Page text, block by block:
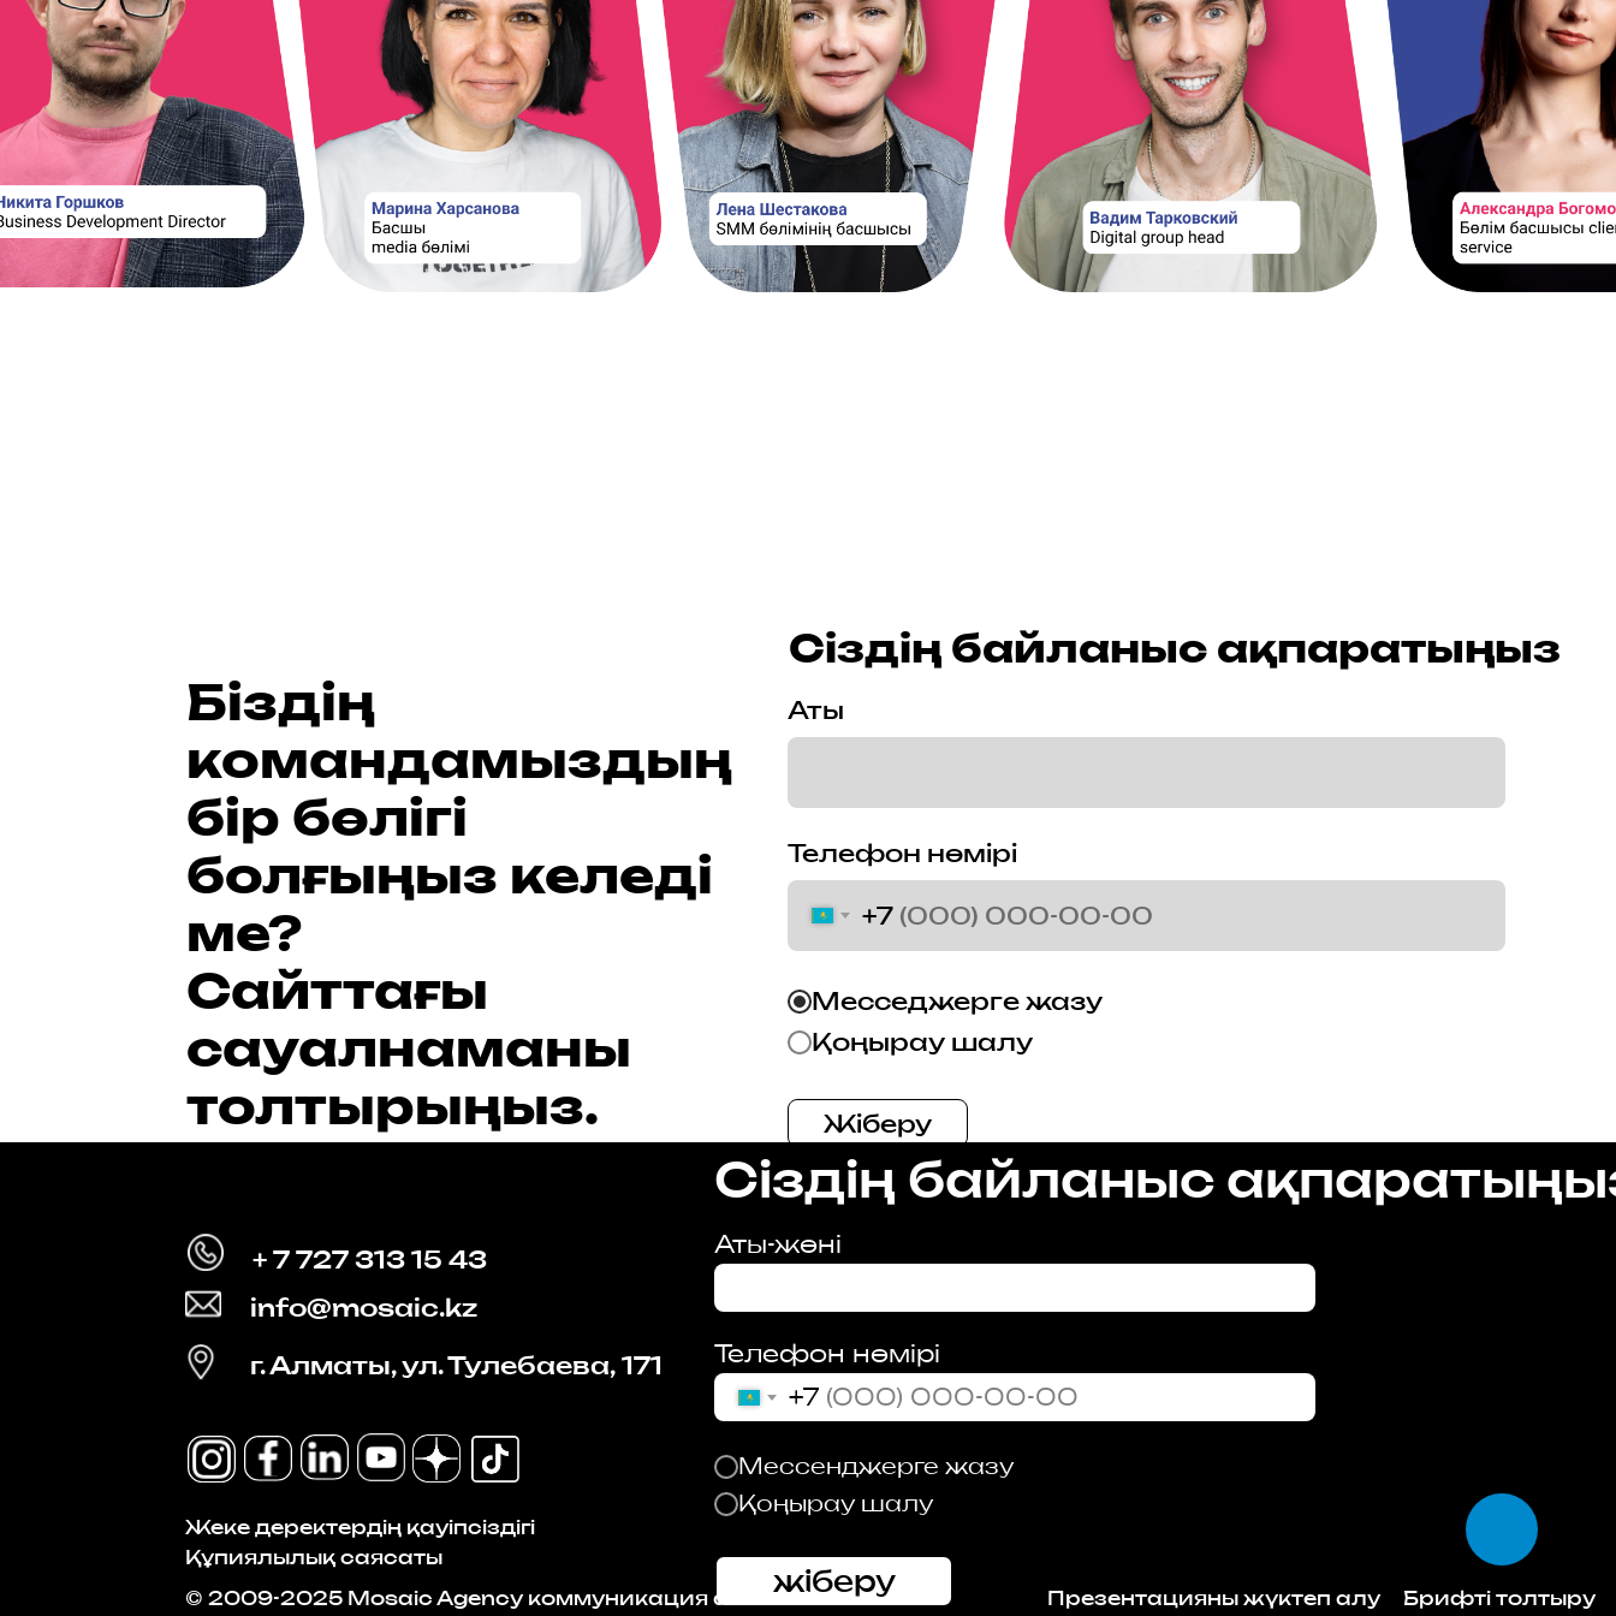
Аты
Телефон нөмірі
+7
Месседжерге жазу
Қоңырау шалу
Жіберу
Сіздің байланыс ақпаратыңыз
Біздің
командамыздың
бір бөлігі
болғыңыз келеді
ме?
Сайттағы
сауалнаманы
толтырыңыз.
Презентацияны жүктеп алу
Аты-жөні
Телефон нөмірі
+7
Мессенджерге жазу
Қоңырау шалу
жіберу
Сіздің байланыс
Брифті толтыру
© 2009-2025 Mosaic Agency коммуникация агенттігі
г. Алматы, ул. Тулебаева, 171
info@mosaic.kz
+ 7 727 313 15 43
Құпиялылық саясаты
Жеке деректердің қауіпсіздігі